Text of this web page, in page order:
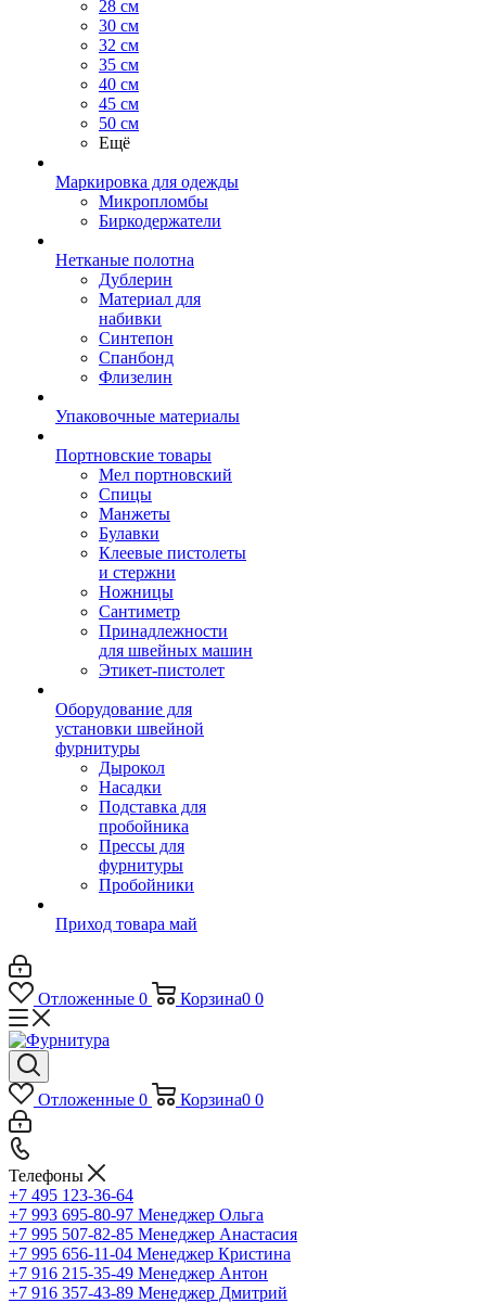
28 см
30 см
32 см
35 см
40 см
45 см
50 см
Ещё
Маркировка для одежды
Микропломбы
Биркодержатели
Нетканые полотна
Дублерин
Материал для
набивки
Синтепон
Спанбонд
Флизелин
Упаковочные материалы
Портновские товары
Мел портновский
Спицы
Манжеты
Булавки
Клеевые пистолеты
и стержни
Ножницы
Сантиметр
Принадлежности
для швейных машин
Этикет-пистолет
Оборудование для
установки швейной
фурнитуры
Дырокол
Насадки
Подставка для
пробойника
Прессы для
фурнитуры
Пробойники
Приход товара май
Отложенные 0 Корзина0 0
Отложенные 0 Корзина0 0
Телефоны
+7 495 123-36-64
+7 993 695-80-97 Менеджер Ольга
+7 995 507-82-85 Менеджер Анастасия
+7 995 656-11-04 Менеджер Кристина
+7 916 215-35-49 Менеджер Антон
+7 916 357-43-89 Менеджер Дмитрий